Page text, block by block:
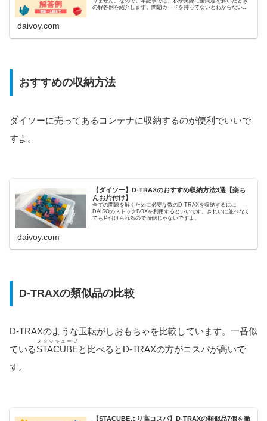
の解答例を紹介します。問題カードを持ってないとわからない形
daivoy.com
おすすめの収納方法
ダイソーに売ってあるコンテナに収納するのが便利でいいで
すよ。
【ダイソー】D-TRAXのおすすめ収納方法3選【楽ち
んお片付け】
全ての問題を解くために必要な数のD-TRAXを収納するには
DAISOのストックBOXを利用するといいです。きれいに並べなく
ても片付けられるので面倒じゃないですよ。
daivoy.com
D-TRAXの類似品の比較
D-TRAXのような玉転がしおもちゃを比較しています。一番似
ているSTACUBE
スタッキューブ
と比べるとD-TRAXの方がコスパが高いで
す。
【STACUBEより高コスパ】D-TRAXの類似品7個を徹